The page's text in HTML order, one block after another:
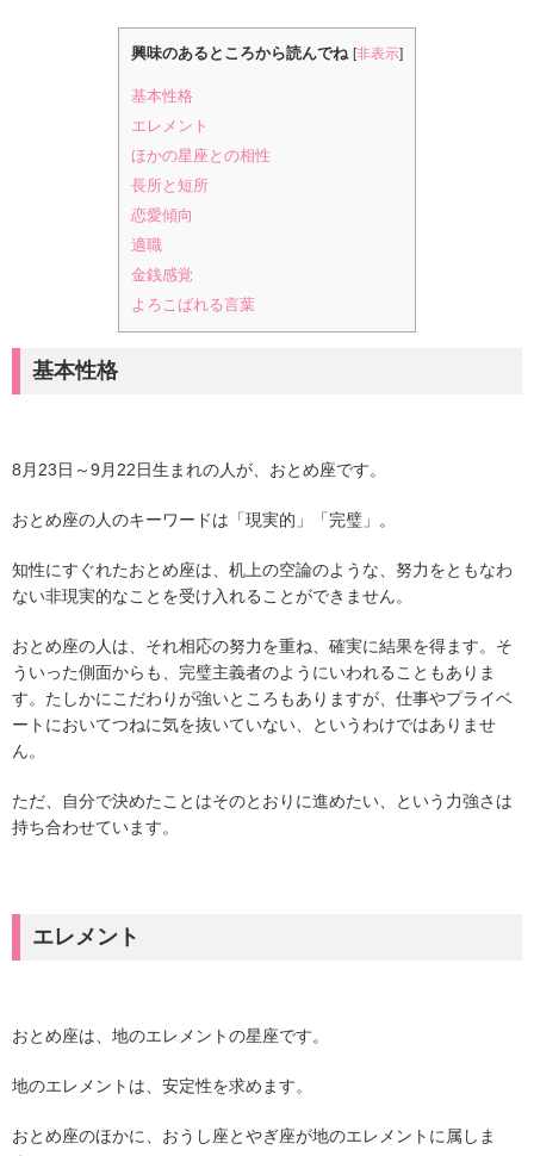
興味のあるところから読んでね [非表示]
基本性格
エレメント
ほかの星座との相性
長所と短所
恋愛傾向
適職
金銭感覚
よろこばれる言葉
基本性格
8月23日～9月22日生まれの人が、おとめ座です。
おとめ座の人のキーワードは「現実的」「完璧」。
知性にすぐれたおとめ座は、机上の空論のような、努力をともなわ
ない非現実的なことを受け入れることができません。
おとめ座の人は、それ相応の努力を重ね、確実に結果を得ます。そ
ういった側面からも、完璧主義者のようにいわれることもありま
す。たしかにこだわりが強いところもありますが、仕事やプライベ
ートにおいてつねに気を抜いていない、というわけではありませ
ん。
ただ、自分で決めたことはそのとおりに進めたい、という力強さは
持ち合わせています。
エレメント
おとめ座は、地のエレメントの星座です。
地のエレメントは、安定性を求めます。
おとめ座のほかに、おうし座とやぎ座が地のエレメントに属しま